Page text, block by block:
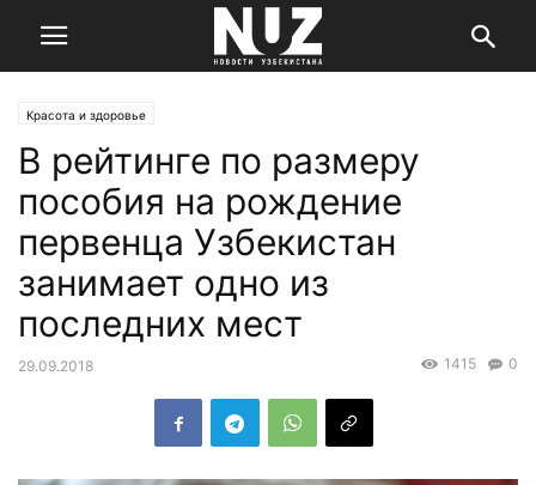
Красота и здоровье
В рейтинге по размеру
пособия на рождение
первенца Узбекистан
занимает одно из
последних мест
29.09.2018 0
1415